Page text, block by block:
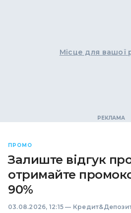
Місце для вашої
ПРОМО
Залиште відгук
отримайте
90%
03.08.2026, 12:15 —